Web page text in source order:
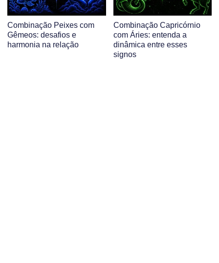
Combinação Peixes com
Gêmeos: desafios e
harmonia na relação
Combinação Capricórnio
com Áries: entenda a
dinâmica entre esses
signos